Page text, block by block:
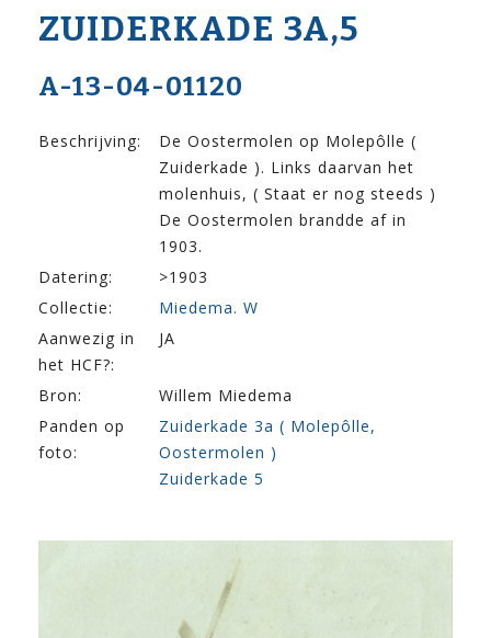
ZUIDERKADE 3A,5
A-13-04-01120
Beschrijving:
De Oostermolen op Molepôlle (
Zuiderkade ). Links daarvan het
molenhuis, ( Staat er nog steeds )
De Oostermolen brandde af in
1903.
Datering:
>1903
Collectie:
Miedema. W
Aanwezig in
het HCF?:
JA
Bron:
Willem Miedema
Panden op
foto:
Zuiderkade 3a ( Molepôlle,
Oostermolen )
Zuiderkade 5